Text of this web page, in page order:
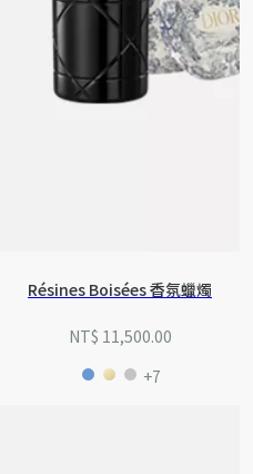
Résines Boisées 香氛蠟燭
NT$ 11,500.00
+7